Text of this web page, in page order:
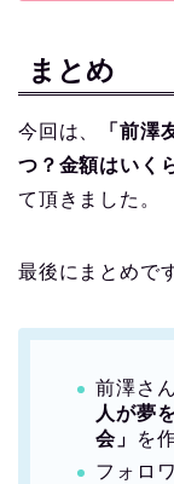
まとめ
今回は、
「前澤
つ？金額はいく
て頂きました。
最後にまとめで
前澤さ
人が夢
会」
を
フォロ